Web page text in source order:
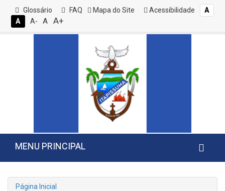
Glossário FAQ Mapa do Site Acessibilidade
A
A
A- A A+
MENU PRINCIPAL
Página Inicial